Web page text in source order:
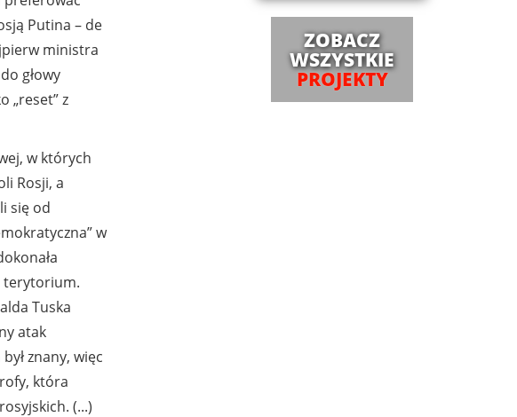
Putina – de
ministra
głowy
„reset” z
w których
Rosji, a
się od
w
terytorium.
Tuska
atak
znany, więc
która
(...)
ZOBACZ
WSZYSTKIE
PROJEKTY